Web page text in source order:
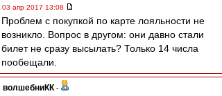
03 апр 2017 13:08
Проблем с покупкой по карте лояльности не
возникло. Вопрос в другом: они давно стали
билет не сразу высылать? Только 14 числа
пообещали.
волшебниКК -